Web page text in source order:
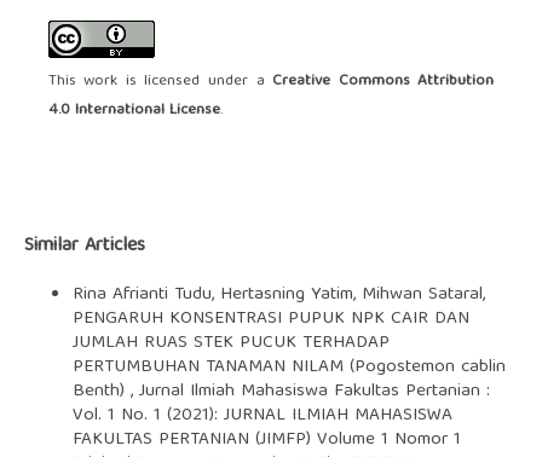
This work is licensed under a Creative Commons Attribution
4.0 International License.
Similar Articles
Rina Afrianti Tudu, Hertasning Yatim, Mihwan Sataral,
PENGARUH KONSENTRASI PUPUK NPK CAIR DAN
JUMLAH RUAS STEK PUCUK TERHADAP
PERTUMBUHAN TANAMAN NILAM (Pogostemon cablin
Benth) ,Jurnal Ilmiah Mahasiswa Fakultas Pertanian :
Vol. 1 No. 1 (2021): JURNAL ILMIAH MAHASISWA
FAKULTAS PERTANIAN (JIMFP) Volume 1 Nomor 1